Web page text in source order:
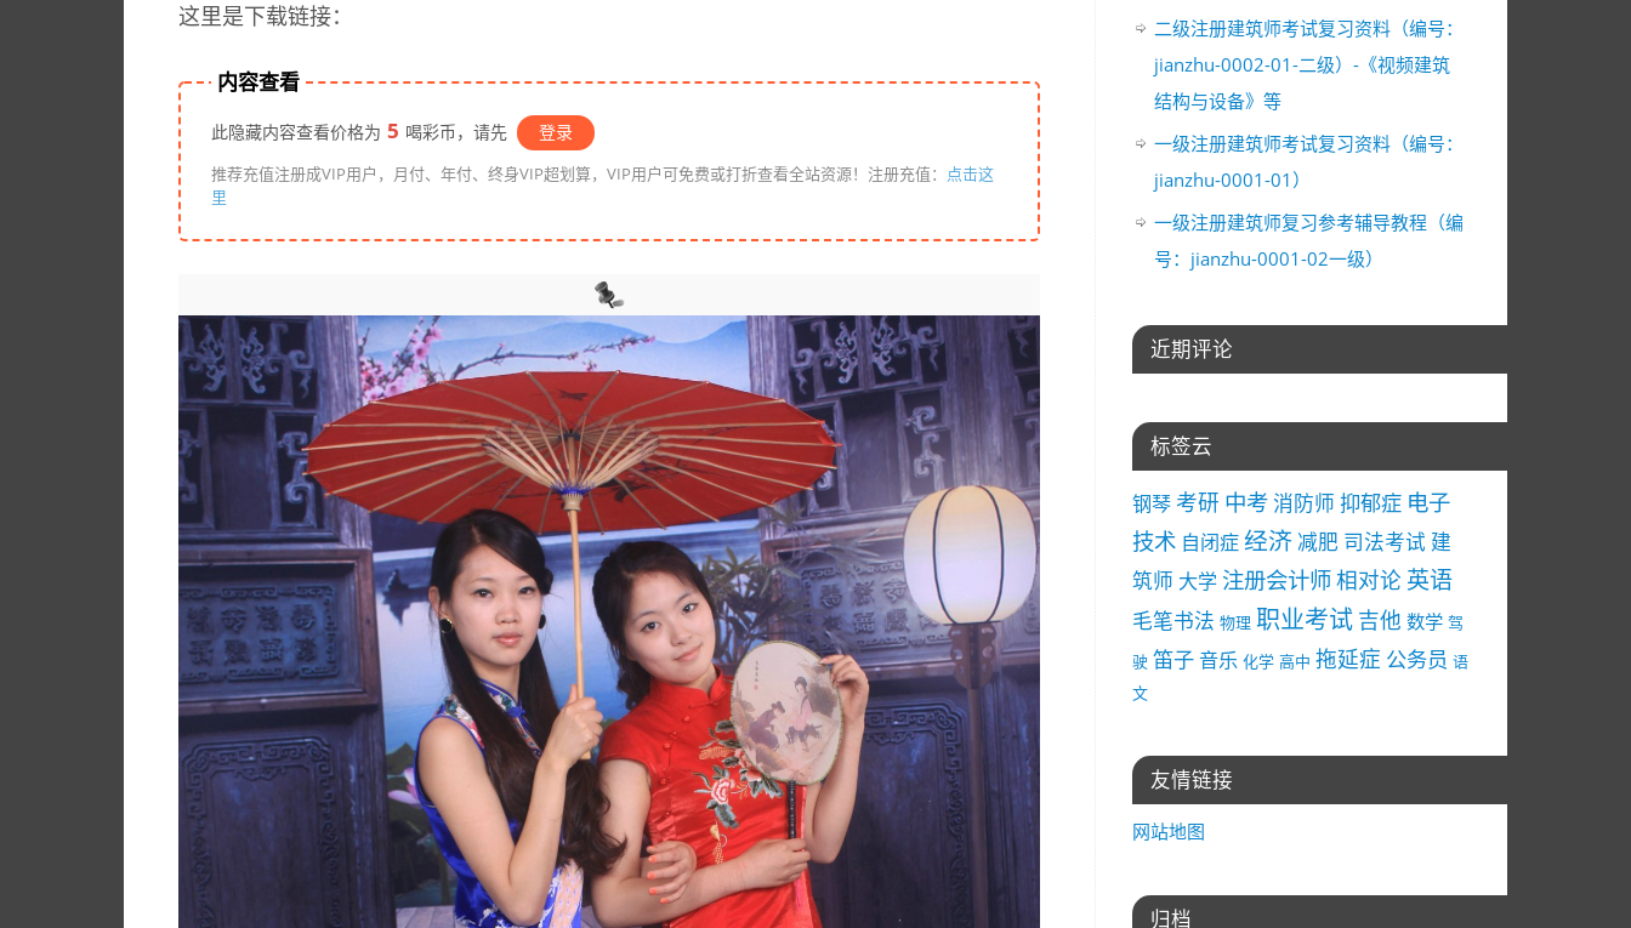
这里是下载链接：
内容查看
此隐藏内容查看价格为 5 喝彩币，请先 登录
推荐充值注册成VIP用户，月付、年付、终身VIP超划算，VIP用户可免费或打折查看全站资源！注册充值：
点击这
里
二级注册建筑师考试复习资料（编号：
jianzhu-0002-01-二级）-《视频建筑
结构与设备》等
一级注册建筑师考试复习资料（编号：
jianzhu-0001-01）
一级注册建筑师复习参考辅导教程（编
号：jianzhu-0001-02一级）
近期评论
标签云
钢琴考研 中考消防师 抑郁症 电子
技术 自闭症经济 减肥 司法考试 建
筑师 大学 注册会计师相对论 英语
毛笔书法 物理 职业考试 吉他 数学 驾
驶 笛子音乐 化学 高中 拖延症 公务员 语
文
友情链接
网站地图
归档